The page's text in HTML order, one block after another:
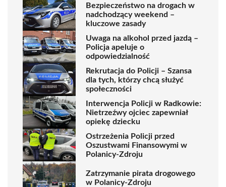
Bezpieczeństwo na drogach w
nadchodzący weekend –
kluczowe zasady
Uwaga na alkohol przed jazdą –
Policja apeluje o
odpowiedzialność
Rekrutacja do Policji – Szansa
dla tych, którzy chcą służyć
społeczności
Interwencja Policji w Radkowie:
Nietrzeźwy ojciec zapewniał
opiekę dziecku
Ostrzeżenia Policji przed
Oszustwami Finansowymi w
Polanicy-Zdroju
Zatrzymanie pirata drogowego
w Polanicy-Zdroju